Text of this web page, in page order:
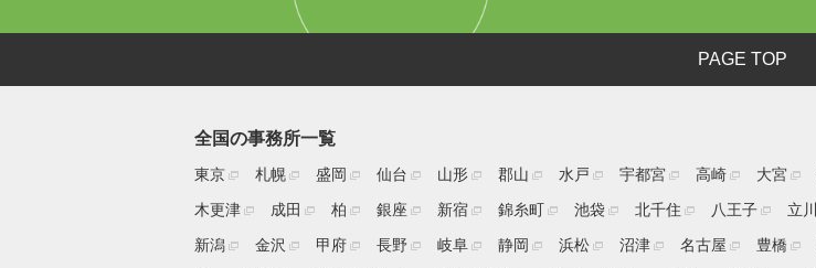
PAGE TOP
全国の事務所一覧
東京 札幌 盛岡 仙台 山形 郡山 水戸 宇都宮 高崎 大宮
木更津
成田 柏 銀座 新宿 錦糸町 池袋 北千住 八王子 立川
新潟
金沢 甲府 長野 岐阜 静岡 浜松 沼津 名古屋 豊橋